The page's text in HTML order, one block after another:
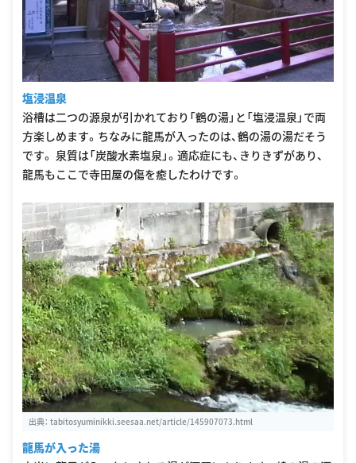
塩浸温泉
浴槽は二つの源泉が引かれており「鶴の湯」と「塩浸温泉」で両
方楽しめます。ちなみに龍馬が入ったのは、鶴の湯の湯だそう
です。 泉質は「炭酸水素塩泉」。適応症にも、きりきずがあり、
龍馬もここで寺田屋の傷を癒したわけです。
出典： tabitosyuminikki.seesaa.net/article/145907073.html
龍馬が入った湯